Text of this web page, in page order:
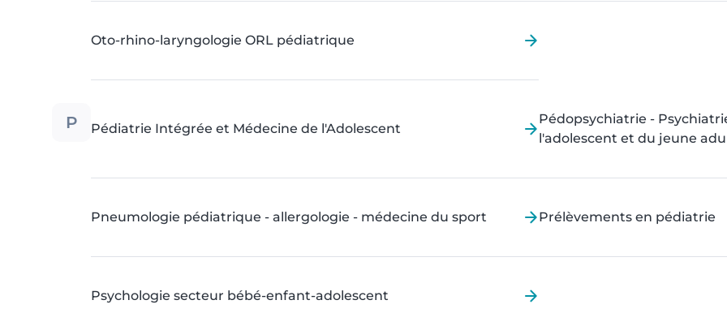
Oto-rhino-laryngologie ORL pédiatrique
P Pédiatrie Intégrée et Médecine de l'Adolescent
Pédopsychiatrie -
l'adolescent et du jeune
Pneumologie pédiatrique - allergologie - médecine du sport Prélèvements en pédiatrie
Psychologie secteur bébé-enfant-adolescent